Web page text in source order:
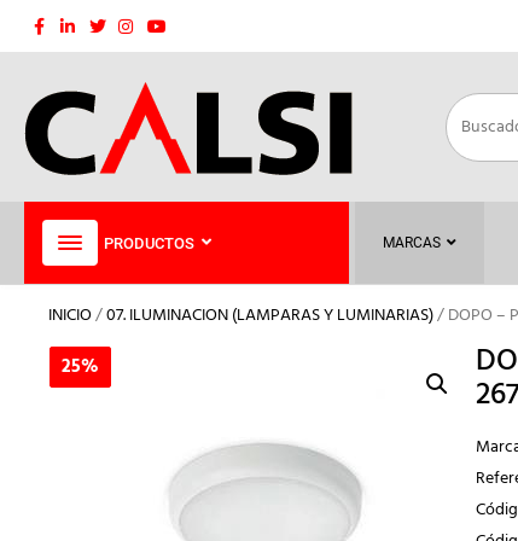
Saltar
PRODUCTOS MARCAS
INICIO/07. ILUMINACION (LAMPARAS Y LUMINARIAS)/ DOPO –
25%
25%